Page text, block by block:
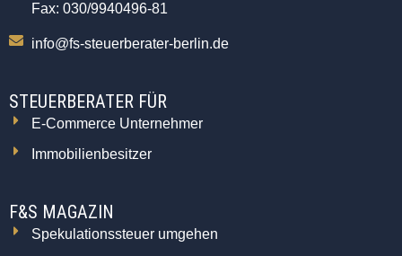
Fax: 030/9940496-81
info@fs-steuerberater-berlin.de
STEUERBERATER FÜR
E-Commerce Unternehmer
Immobilienbesitzer
F&S MAGAZIN
Spekulationssteuer umgehen